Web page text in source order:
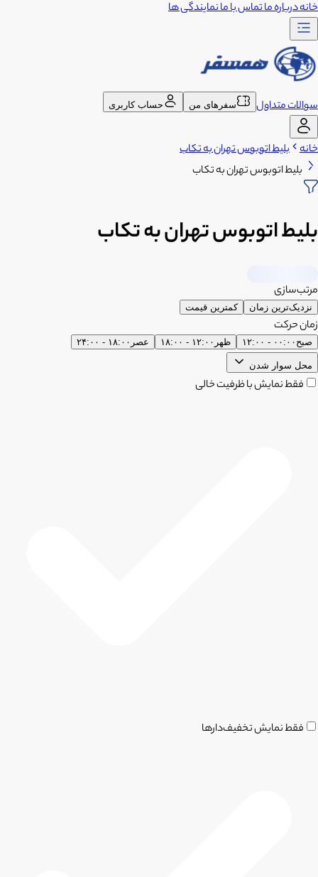
خانهدرباره ماتماس با مانمایندگی ها
سوالات متداول سفرهای من حساب کاربری
خانه بلیط اتوبوس تهران به تکاب
بلیط اتوبوس تهران به تکاب
بلیط اتوبوس تهران به تکاب
مرتب‌سازی
نزدیک‌ترین زمان کمترین قیمت
زمان حرکت
صبح ۰۰:۰۰ - ۱۲:۰۰ ظهر ۱۲:۰۰ - ۱۸:۰۰ عصر ۱۸:۰۰ - ۲۴:۰۰
محل سوار شدن
فقط نمایش با ظرفیت خالی
فقط نمایش تخفیف‌دارها